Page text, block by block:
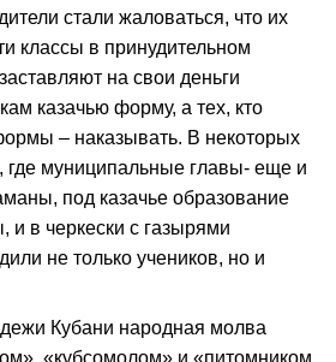
стали жаловаться, что их
классы в принудительном
на свои деньги
казачью форму, а тех, кто
– наказывать. В некоторых
где муниципальные главы- еще и
под казачье образование
в черкески с газырями
не только учеников, но и
Кубани народная молва